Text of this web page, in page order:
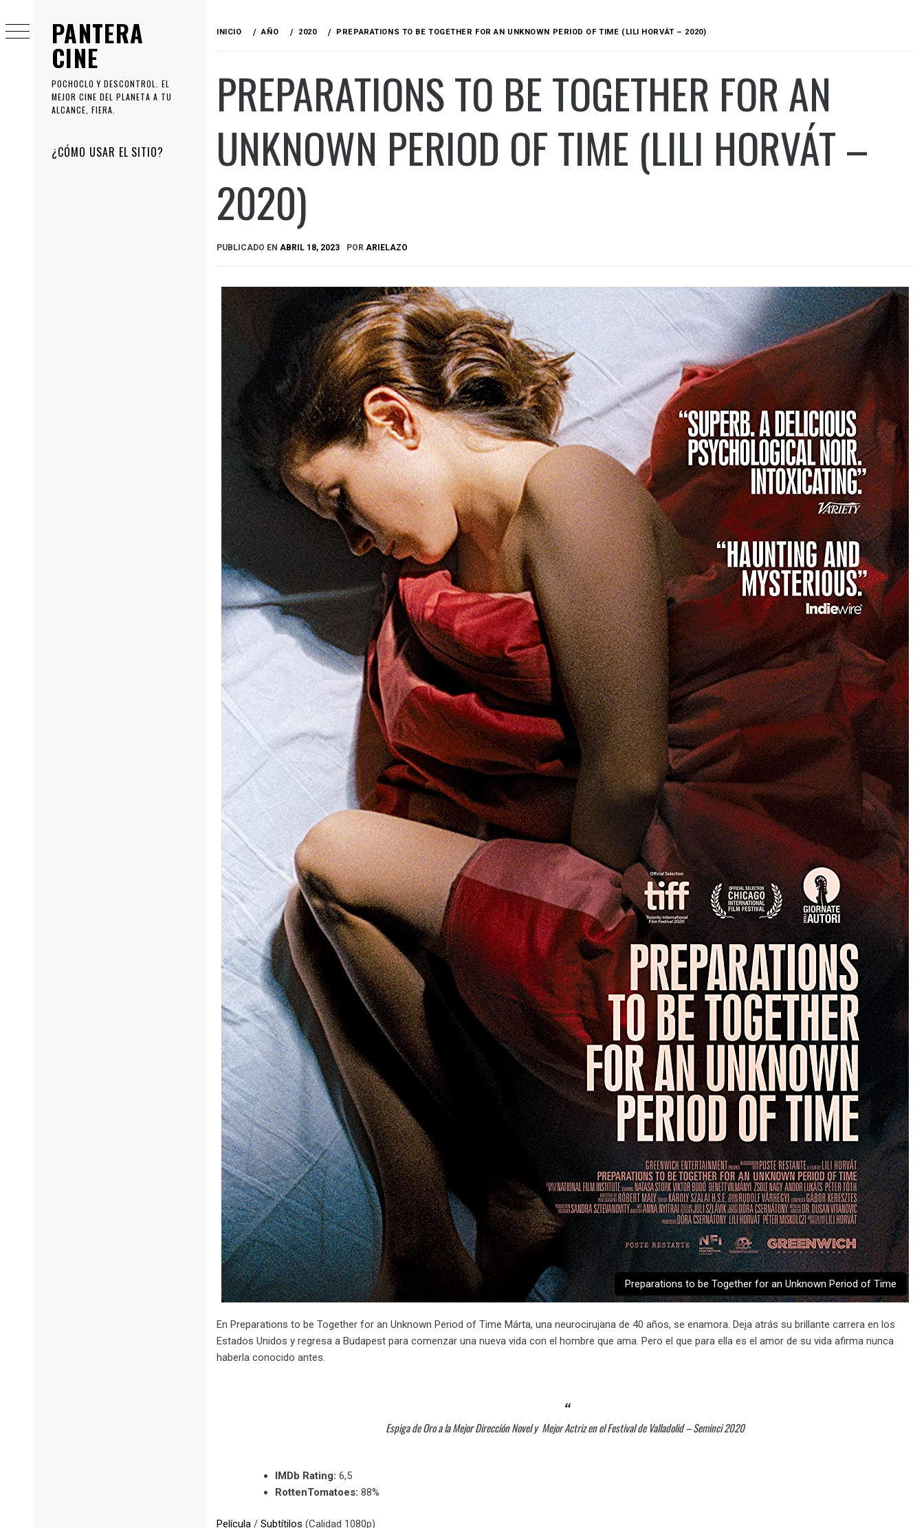
PANTERA
CINE
POCHOCLO Y DESCONTROL. EL
MEJOR CINE DEL PLANETA A TU
ALCANCE, FIERA.
principal
¿CÓMO USAR EL SITIO?
al
contenido
INICIO AÑO 2020 PREPARATIONS TO BE TOGETHER FOR AN UNKNOWN PERIOD OF TIME (LILI HORVÁT – 2020)
PREPARATIONS TO BE TOGETHER FOR AN
UNKNOWN PERIOD OF TIME (LILI HORVÁT –
2020)
PUBLICADO EN ABRIL 18, 2023 POR ARIELAZO
Preparations to be Together for an Unknown Period of Time
En Preparations to be Together for an Unknown Period of Time Márta, una neurocirujana de 40 años, se enamora. Deja atrás su brillante carrera en los
Estados Unidos y regresa a Budapest para comenzar una nueva vida con el hombre que ama. Pero el que para ella es el amor de su vida afirma nunca
haberla conocido antes.
Espiga de Oro a la Mejor Dirección Novel y Mejor Actriz en el Festival de Valladolid – Seminci 2020
IMDb Rating: 6,5
RottenTomatoes: 88%
Película / Subtítilos (Calidad 1080p)